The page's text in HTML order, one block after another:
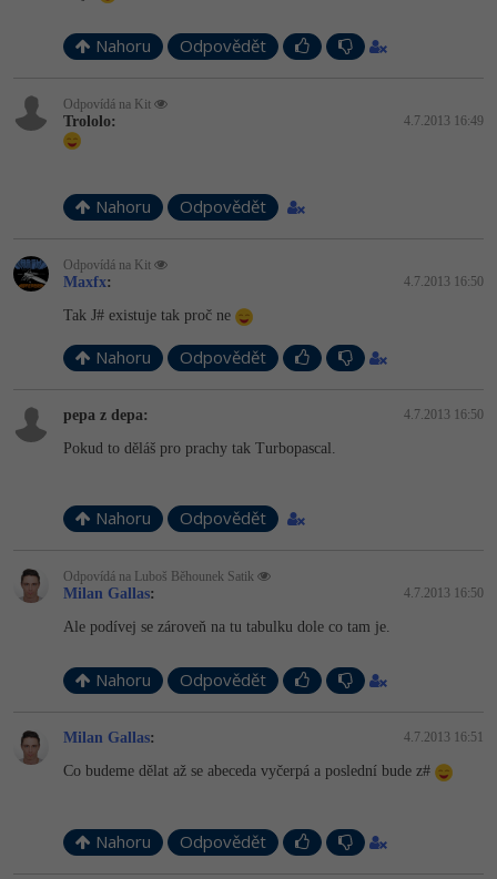
Copywriter
Algoritmy -41%
Umělá inteligence (AI)
Více
Kurzy e-commerce
Testování softwaru
Datová analýza
Digitální gramotnost
Marketing -30%
WordPress
SEO
UX
Kryptoměny -25%
Copywriting
Kurzy designu
HTML/CSS
-80%
Adobe Illustrator -80%
Adobe Lightroom
Adobe XD -15%
Adobe InDesign -25%
Adobe After Effects
Blender -80%
Inkscape
Příběhy absolventů
Kariéra
Nahoru Odpovědět
Odpovídá na Kit
Trololo: 4.7.2013 16:49
Nahoru Odpovědět
Odpovídá na Kit
Maxfx: 4.7.2013 16:50
Tak J# existuje tak proč ne
Nahoru Odpovědět
pepa z depa: 4.7.2013 16:50
Pokud to děláš pro prachy tak Turbopascal.
Nahoru Odpovědět
Odpovídá na Luboš Běhounek Satik
Milan Gallas: 4.7.2013 16:50
Ale podívej se zároveň na tu tabulku dole co tam je.
Nahoru Odpovědět
Milan Gallas: 4.7.2013 16:51
Co budeme dělat až se abeceda vyčerpá a poslední bude z#
Nahoru Odpovědět